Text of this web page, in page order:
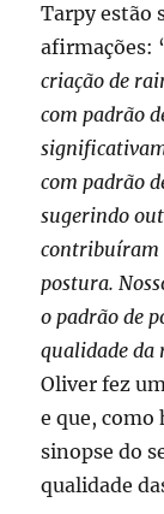
Tarpy estão
afirmações:
criação de
compadrão
compadrão
sugerindo
contribuíram
postura.
opadrão de
qualidade da
Oliver fez
e que,
sinopse do
qualidade